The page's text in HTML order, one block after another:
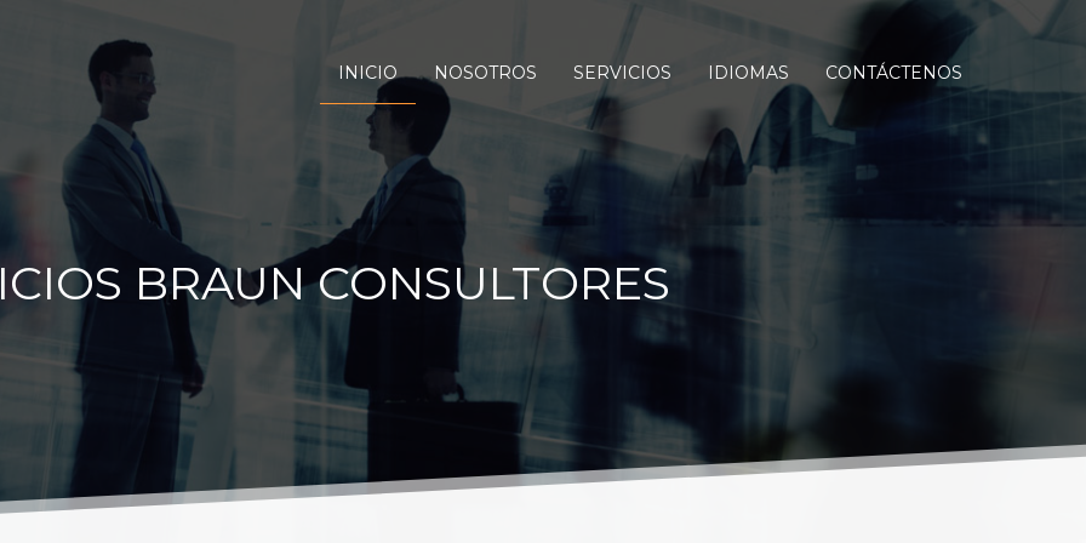
INICIO NOSOTROS SERVICIOS IDIOMAS CONTÁCTENOS
BRAUN CONSULTORES